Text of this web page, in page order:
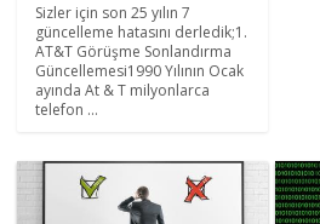
Sizler için son 25 yılın 7
güncelleme hatasını derledik;1.
AT&T Görüşme Sonlandırma
Güncellemesi1990 Yılının Ocak
ayında At & T milyonlarca
telefon ...